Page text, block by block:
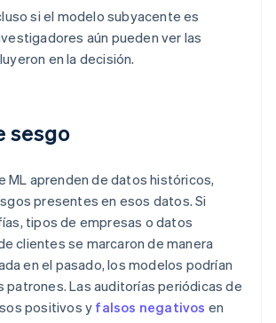
si el modelo subyacente es
aún pueden ver las
en la decisión.
sesgo
ML aprenden de datos históricos,
presentes en esos datos. Si
tipos de empresas o datos
clientes se marcaron de manera
en el pasado, los modelos podrían
patrones. Las auditorías periódicas de
positivos yfalsos negativos en